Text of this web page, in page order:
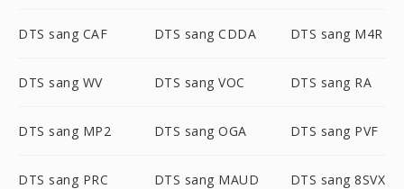
DTS sang CAF DTS sang CDDA DTS sang M4R
DTS sang WV DTS sang VOC DTS sang RA
DTS sang MP2 DTS sang OGA DTS sang PVF
DTS sang PRC DTS sang MAUD DTS sang 8SVX